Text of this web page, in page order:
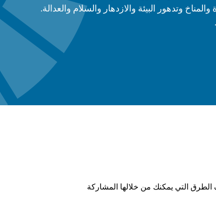
وتدهور البيئة والازدهار والسلام والعدالة.
التي يمكنك من خلالها المشاركة